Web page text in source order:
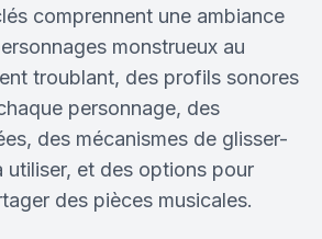
comprennent une ambiance
monstrueux au
troublant, des profils sonores
personnage, des
des mécanismes de glisser-
utiliser, et des options pour
des pièces musicales.